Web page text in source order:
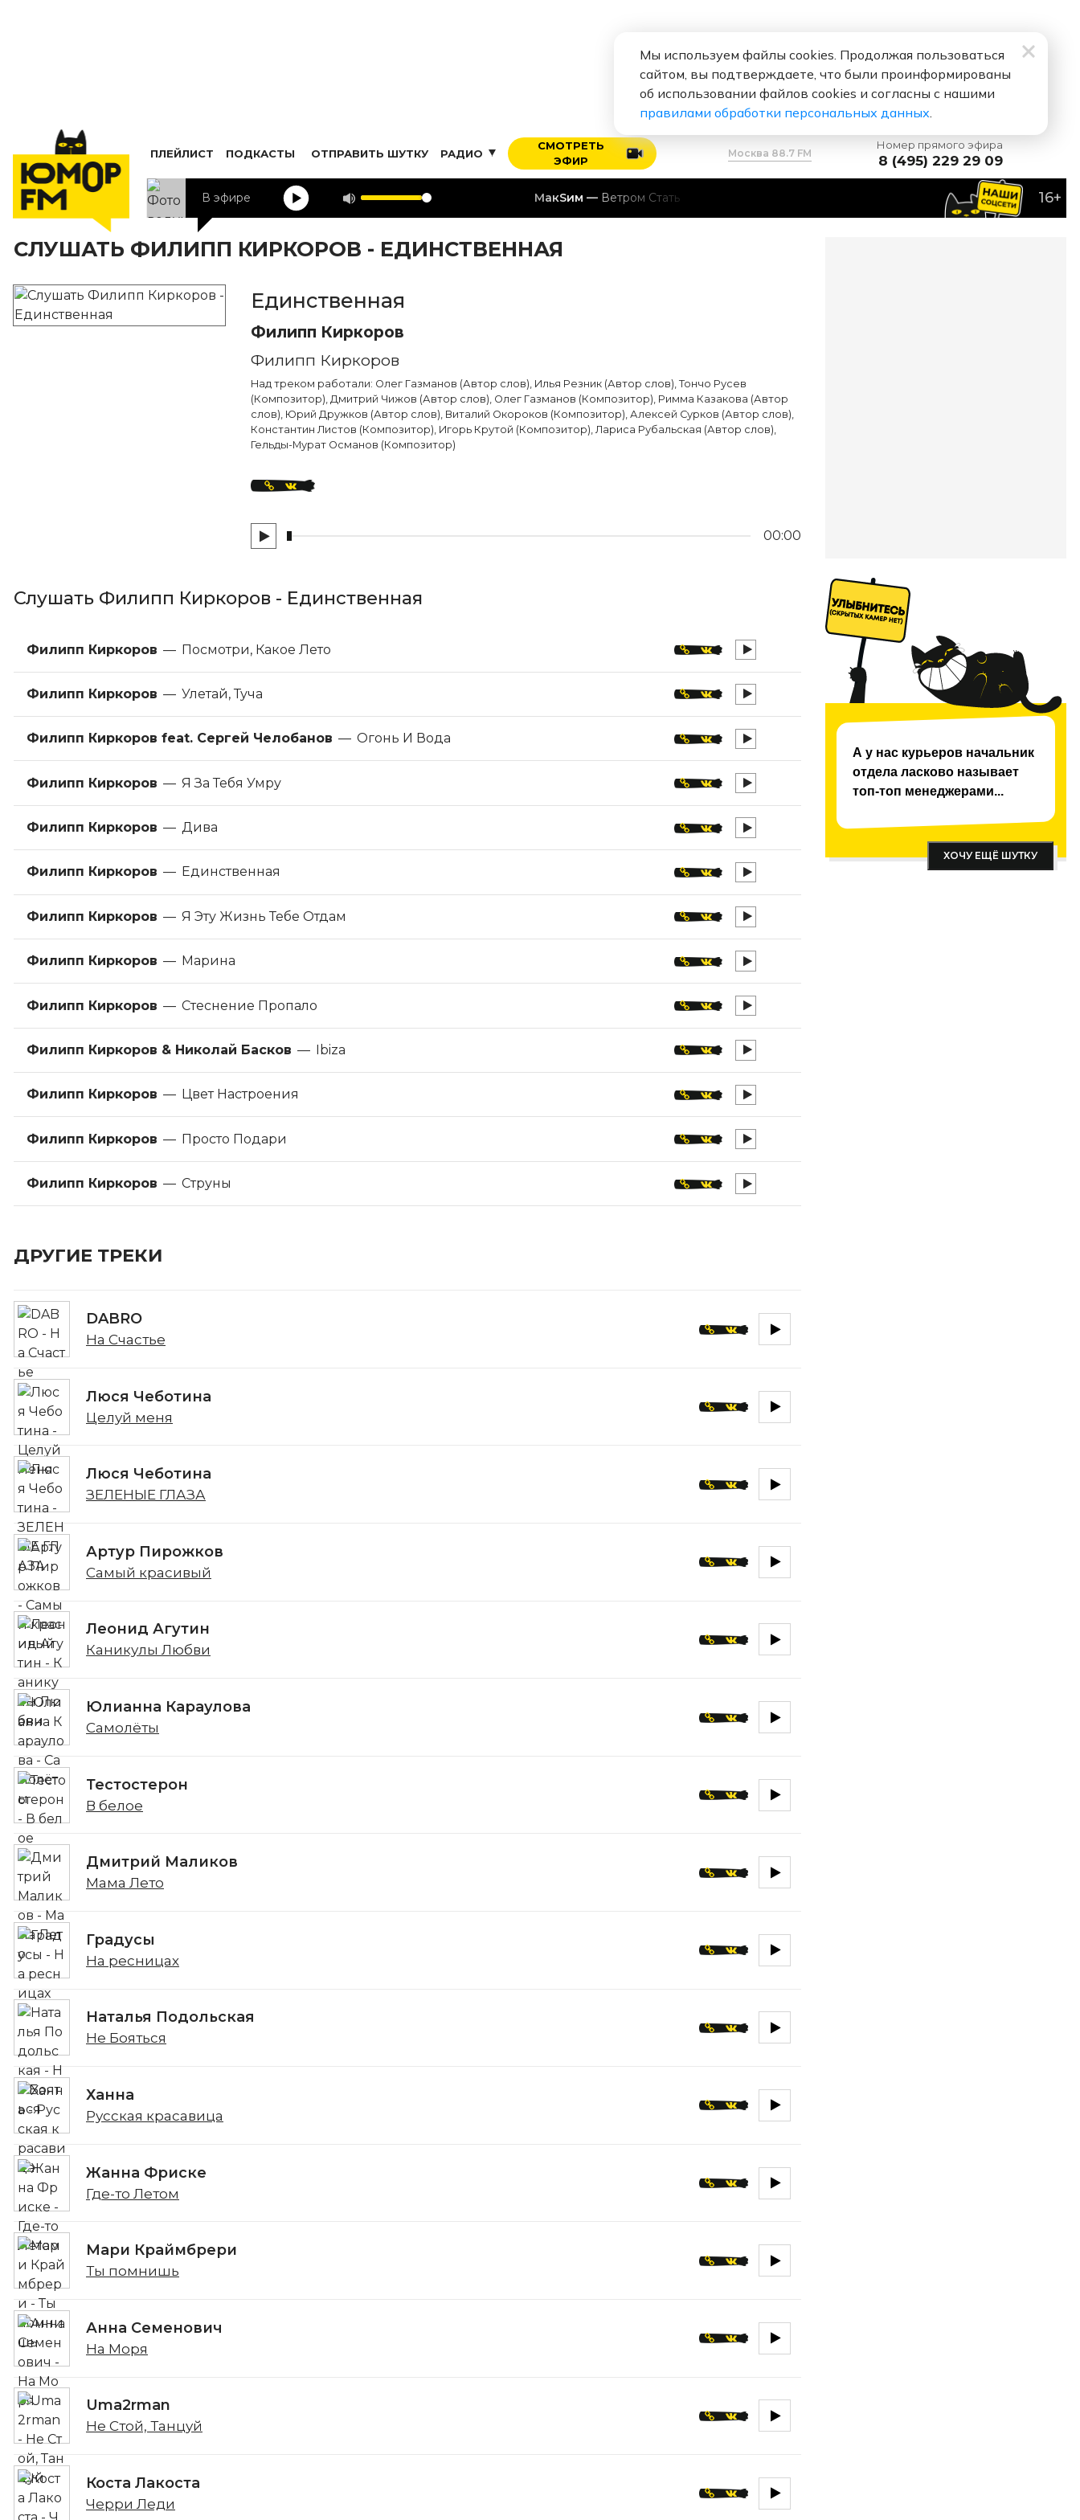
ПЛЕЙЛИСТ ПОДКАСТЫ ОТПРАВИТЬ ШУТКУ РАДИО
СМОТРЕТЬ
ЭФИР
Москва 88.7 FM
Номер прямого эфира
8 (495) 229 29 09
В эфире Ветром Стать 16+
СЛУШАТЬ ФИЛИПП КИРКОРОВ - ЕДИНСТВЕННАЯ
Единственная
Филипп Киркоров
Филипп Киркоров
Над треком работали: Олег Газманов (Автор слов), Илья Резник (Автор слов), Тончо Русев
(Композитор), Дмитрий Чижов (Автор слов), Олег Газманов (Композитор), Римма Казакова (Автор
слов), Юрий Дружков (Автор слов), Виталий Окороков (Композитор), Алексей Сурков (Автор слов),
Константин Листов (Композитор), Игорь Крутой (Композитор), Лариса Рубальская (Автор слов),
Гельды-Мурат Османов (Композитор)
00:00
Слушать Филипп Киркоров - Единственная
Филипп Киркоров — Посмотри, Какое Лето
Филипп Киркоров — Улетай, Туча
Филипп Киркоров feat. Сергей Челобанов — Огонь И Вода
Филипп Киркоров — Я За Тебя Умру
Филипп Киркоров — Дива
Филипп Киркоров — Единственная
Филипп Киркоров — Я Эту Жизнь Тебе Отдам
Филипп Киркоров — Марина
Филипп Киркоров — Стеснение Пропало
Филипп Киркоров & Николай Басков — Ibiza
Филипп Киркоров — Цвет Настроения
Филипп Киркоров — Просто Подари
Филипп Киркоров — Струны
ДРУГИЕ ТРЕКИ
DABRO
На Счастье
Люся Чеботина
Целуй меня
Люся Чеботина
ЗЕЛЕНЫЕ ГЛАЗА
Артур Пирожков
Самый красивый
Леонид Агутин
Каникулы Любви
Юлианна Караулова
Самолёты
Тестостерон
В белое
Дмитрий Маликов
Мама Лето
Градусы
На ресницах
Наталья Подольская
Не Бояться
Ханна
Русская красавица
Жанна Фриске
Где-то Летом
Мари Краймбрери
Ты помнишь
Анна Семенович
На Моря
Uma2rman
Не Стой, Танцуй
Коста Лакоста
Черри Леди
А у нас курьеров начальник
отдела ласково называет
топ-топ менеджерами...
ХОЧУ ЕЩЁ ШУТКУ
Мы используем файлы cookies. Продолжая пользоваться
сайтом, вы подтверждаете, что были проинформированы
об использовании файлов cookies и согласны с нашими
правилами обработки персональных данных.